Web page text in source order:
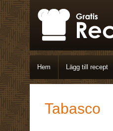
Hem Lägg till recept
Tabasco